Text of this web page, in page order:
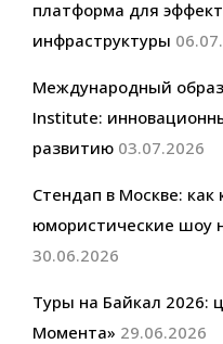
платформа для
инфраструктуры
Международный
Institute:
развитию 03.07.2026
Стендап в Москве:
юмористические шоу
30.06.2026
Туры на Байкал 2026:
Момента» 29.06.2026